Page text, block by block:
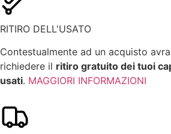
RITIRO DELL'USATO
Contestualmente ad un acquisto
richiedere il ritiro gratuito dei tuoi
usati. MAGGIORI INFORMAZIONI